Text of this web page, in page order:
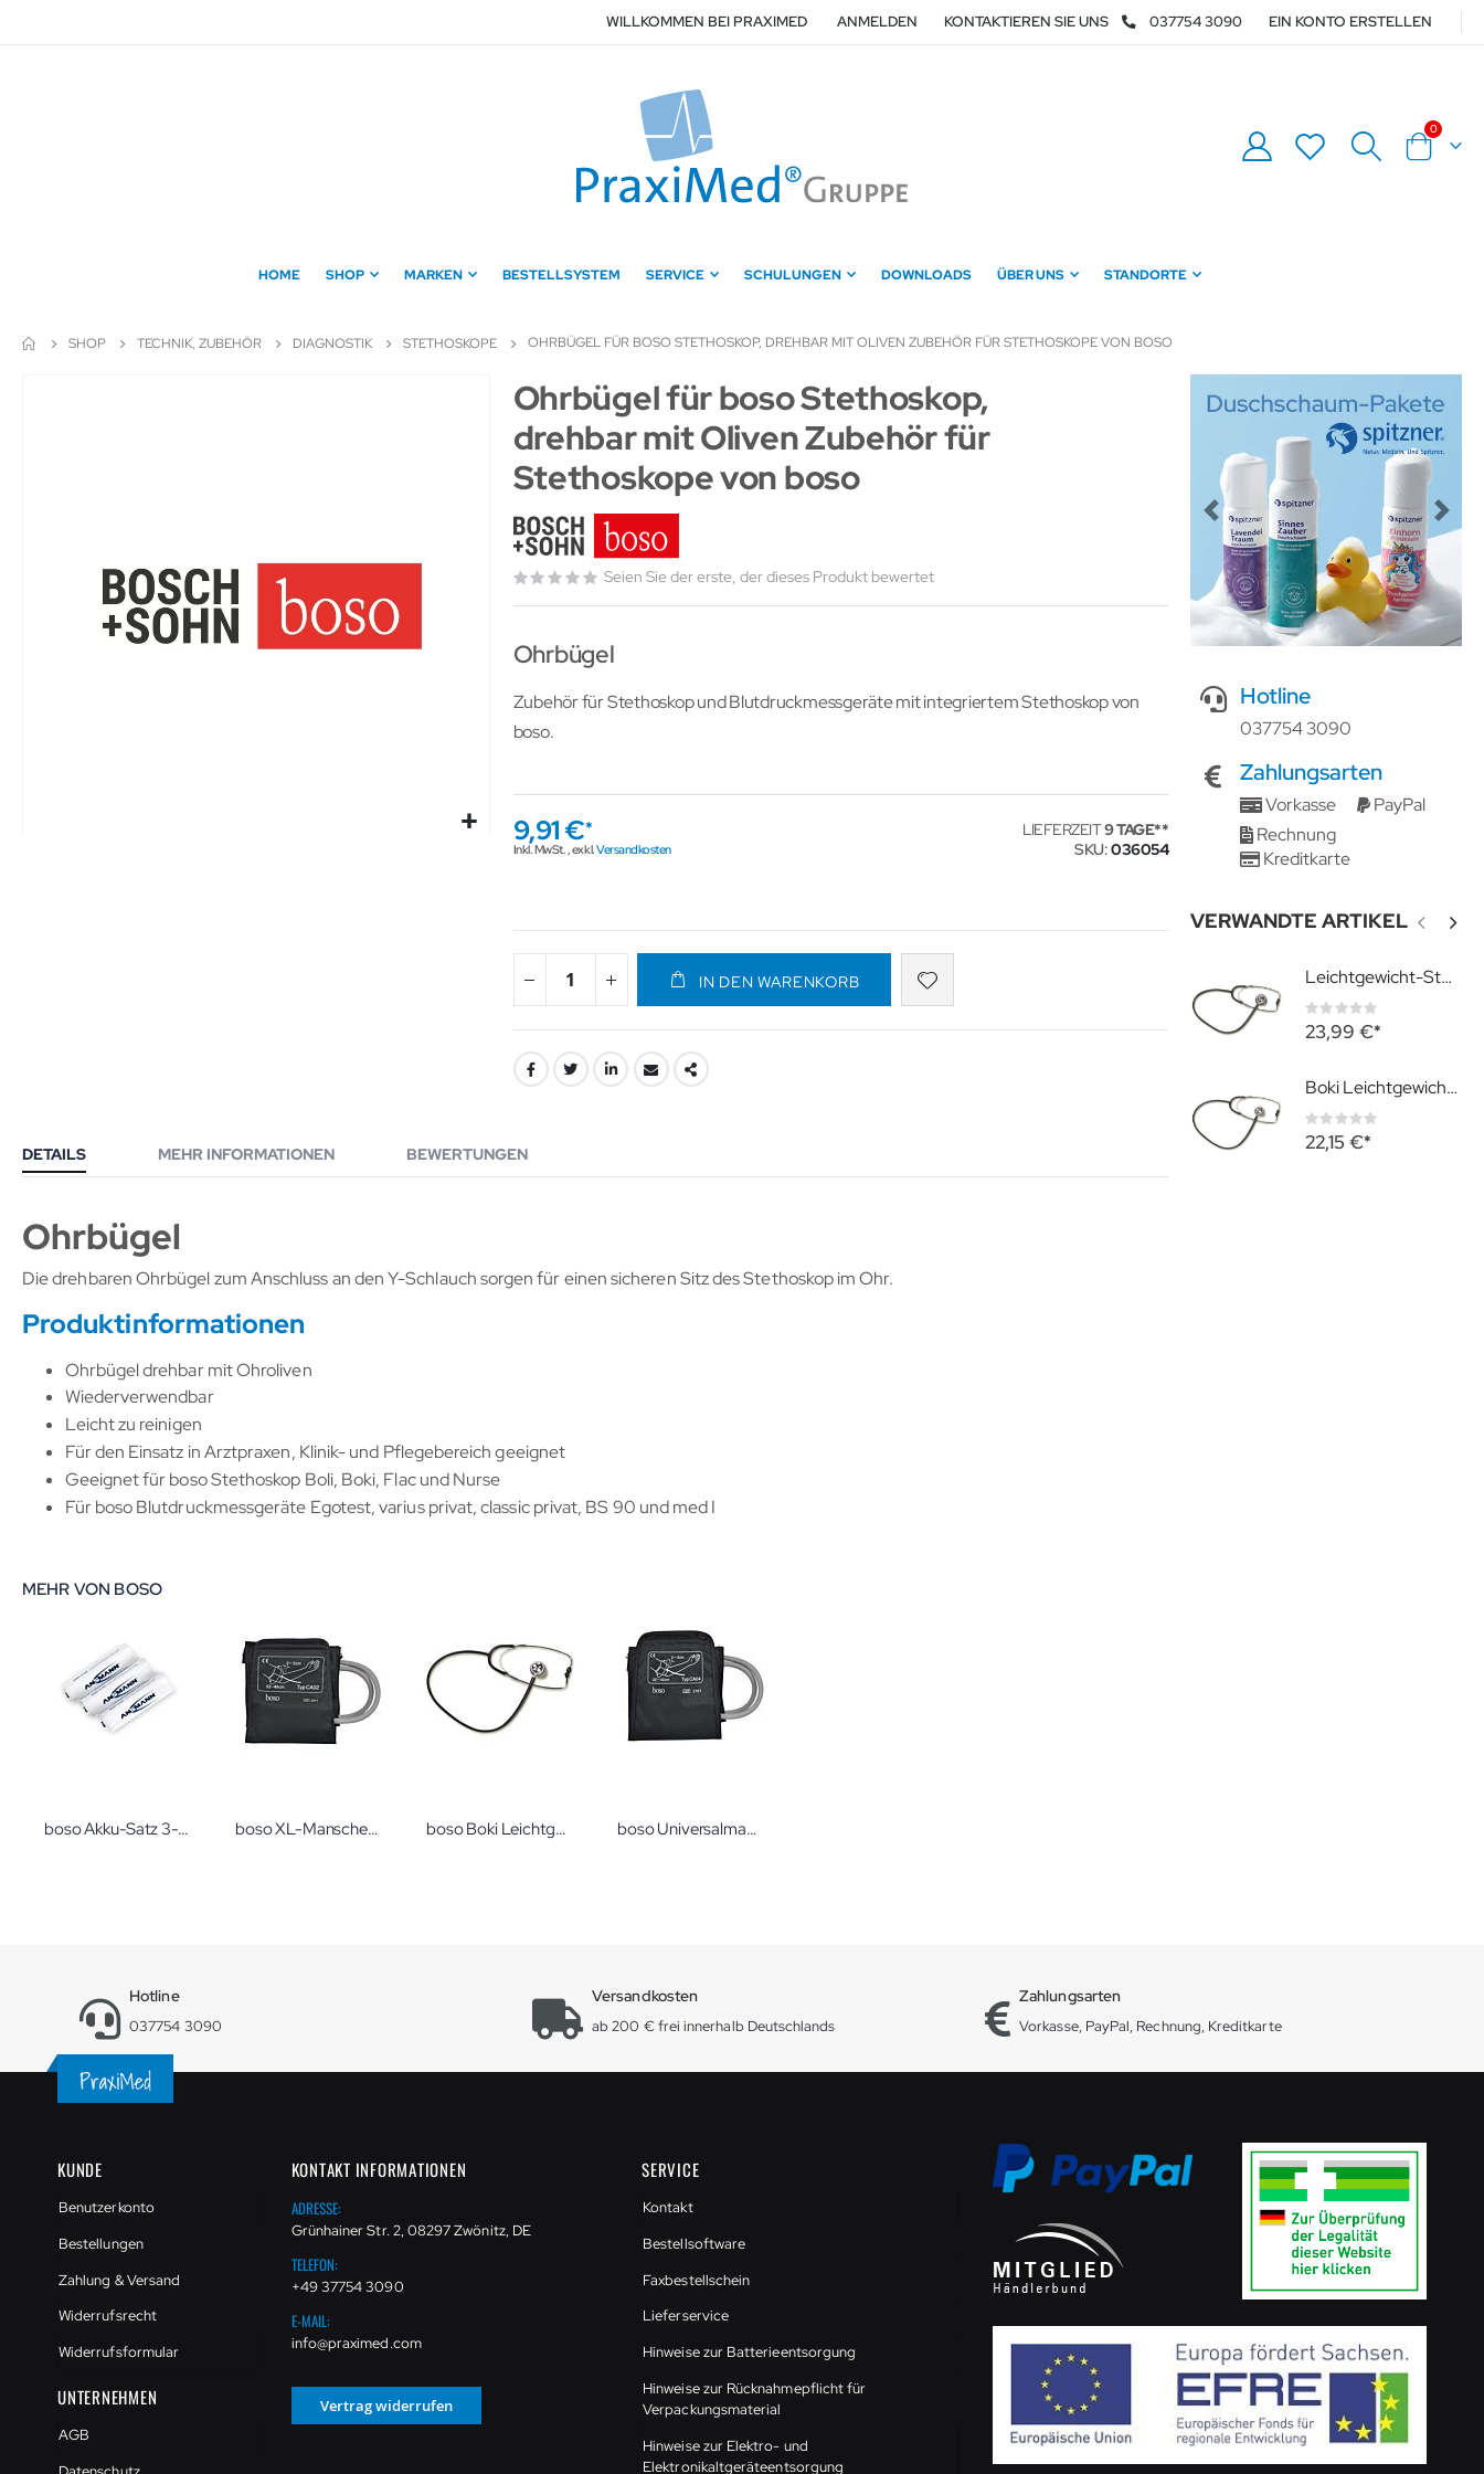
zum
WILLKOMMEN BEI PRAXIMED ANMELDEN KONTAKTIEREN SIE UNS 037754 3090 EIN KONTO ERSTELLEN
Warenkorb
0Artikel
HOME SHOP MARKEN BESTELLSYSTEM SERVICE SCHULUNGEN DOWNLOADS ÜBER UNS STANDORTE
SHOP TECHNIK, ZUBEHÖR DIAGNOSTIK STETHOSKOPE OHRBÜGEL FÜR BOSO STETHOSKOP, DREHBAR MIT OLIVEN ZUBEHÖR FÜR STETHOSKOPE VON BOSO
Zum
Anfang
der
Bildergalerie
springen
Ohrbügel für boso Stethoskop,
drehbar mit Oliven Zubehör für
Stethoskope von boso
Seien Sie der erste, der dieses Produkt bewertet
Ohrbügel
Zubehör für Stethoskop und Blutdruckmessgeräte mit integriertem Stethoskop von
boso.
9,91 €
Inkl. MwSt. exkl.Versandkosten
LIEFERZEIT9 TAGE
SKU 036054
IN DEN WARENKORB
DETAILS
Ohrbügel
Die drehbaren Ohrbügel zum Anschluss an den Y-Schlauch sorgen für einen sicheren Sitz des Stethoskop im Ohr.
Produktinformationen
Ohrbügel drehbar mit Ohroliven
Wiederverwendbar
Leicht zu reinigen
Für den Einsatz in Arztpraxen, Klinik- und Pflegebereich geeignet
Geeignet für boso Stethoskop Boli, Boki, Flac und Nurse
Für boso Blutdruckmessgeräte Egotest, varius privat, classic privat, BS 90 und med I
MEHR INFORMATIONEN BEWERTUNGEN
MEHR VON BOSO
boso Akku-Satz 3-teilig für TM-2430 PC2 boso XL-Manschette für boso medicus boso Boki Leichtgewicht-Stethoskop boso Universalmanschette CA04 22-42cm
Previous Next
Hotline
037754 3090
Zahlungsarten
Vorkasse
PayPal
Rechnung
Kreditkarte
VERWANDTE ARTIKEL
Leichtgewicht-Stethoskop Boli
Rating:
0%
23,99 €
Boki Leichtgewicht-Stethoskop
Rating:
0%
22,15 €
Hotline
037754 3090
Versandkosten
ab 200 € frei innerhalb Deutschlands
Zahlungsarten
Vorkasse, PayPal, Rechnung, Kreditkarte
KUNDE
Benutzerkonto
Bestellungen
Zahlung & Versand
Widerrufsrecht
Widerrufsformular
UNTERNEHMEN
AGB
KONTAKT INFORMATIONEN
ADRESSE:
Grünhainer Str. 2, 08297 Zwönitz, DE
TELEFON:
+49 37754 3090
E-MAIL:
info@praximed.com
Vertrag widerrufen
SERVICE
Kontakt
Bestellsoftware
Faxbestellschein
Lieferservice
Hinweise zur Batterieentsorgung
Hinweise zur Rücknahmepflicht für
Verpackungsmaterial
Hinweise zur Elektro- und
Elektronikaltgeräteentsorgung